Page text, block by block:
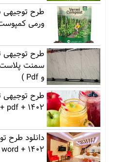
طرح توجیهی
ورمی کمپوست
طرح توجیهی
و Pdf )
طرح توجیهی
1402 + word + pdf
دانلود طرح
1402 + pdf + word + مشاوره وام